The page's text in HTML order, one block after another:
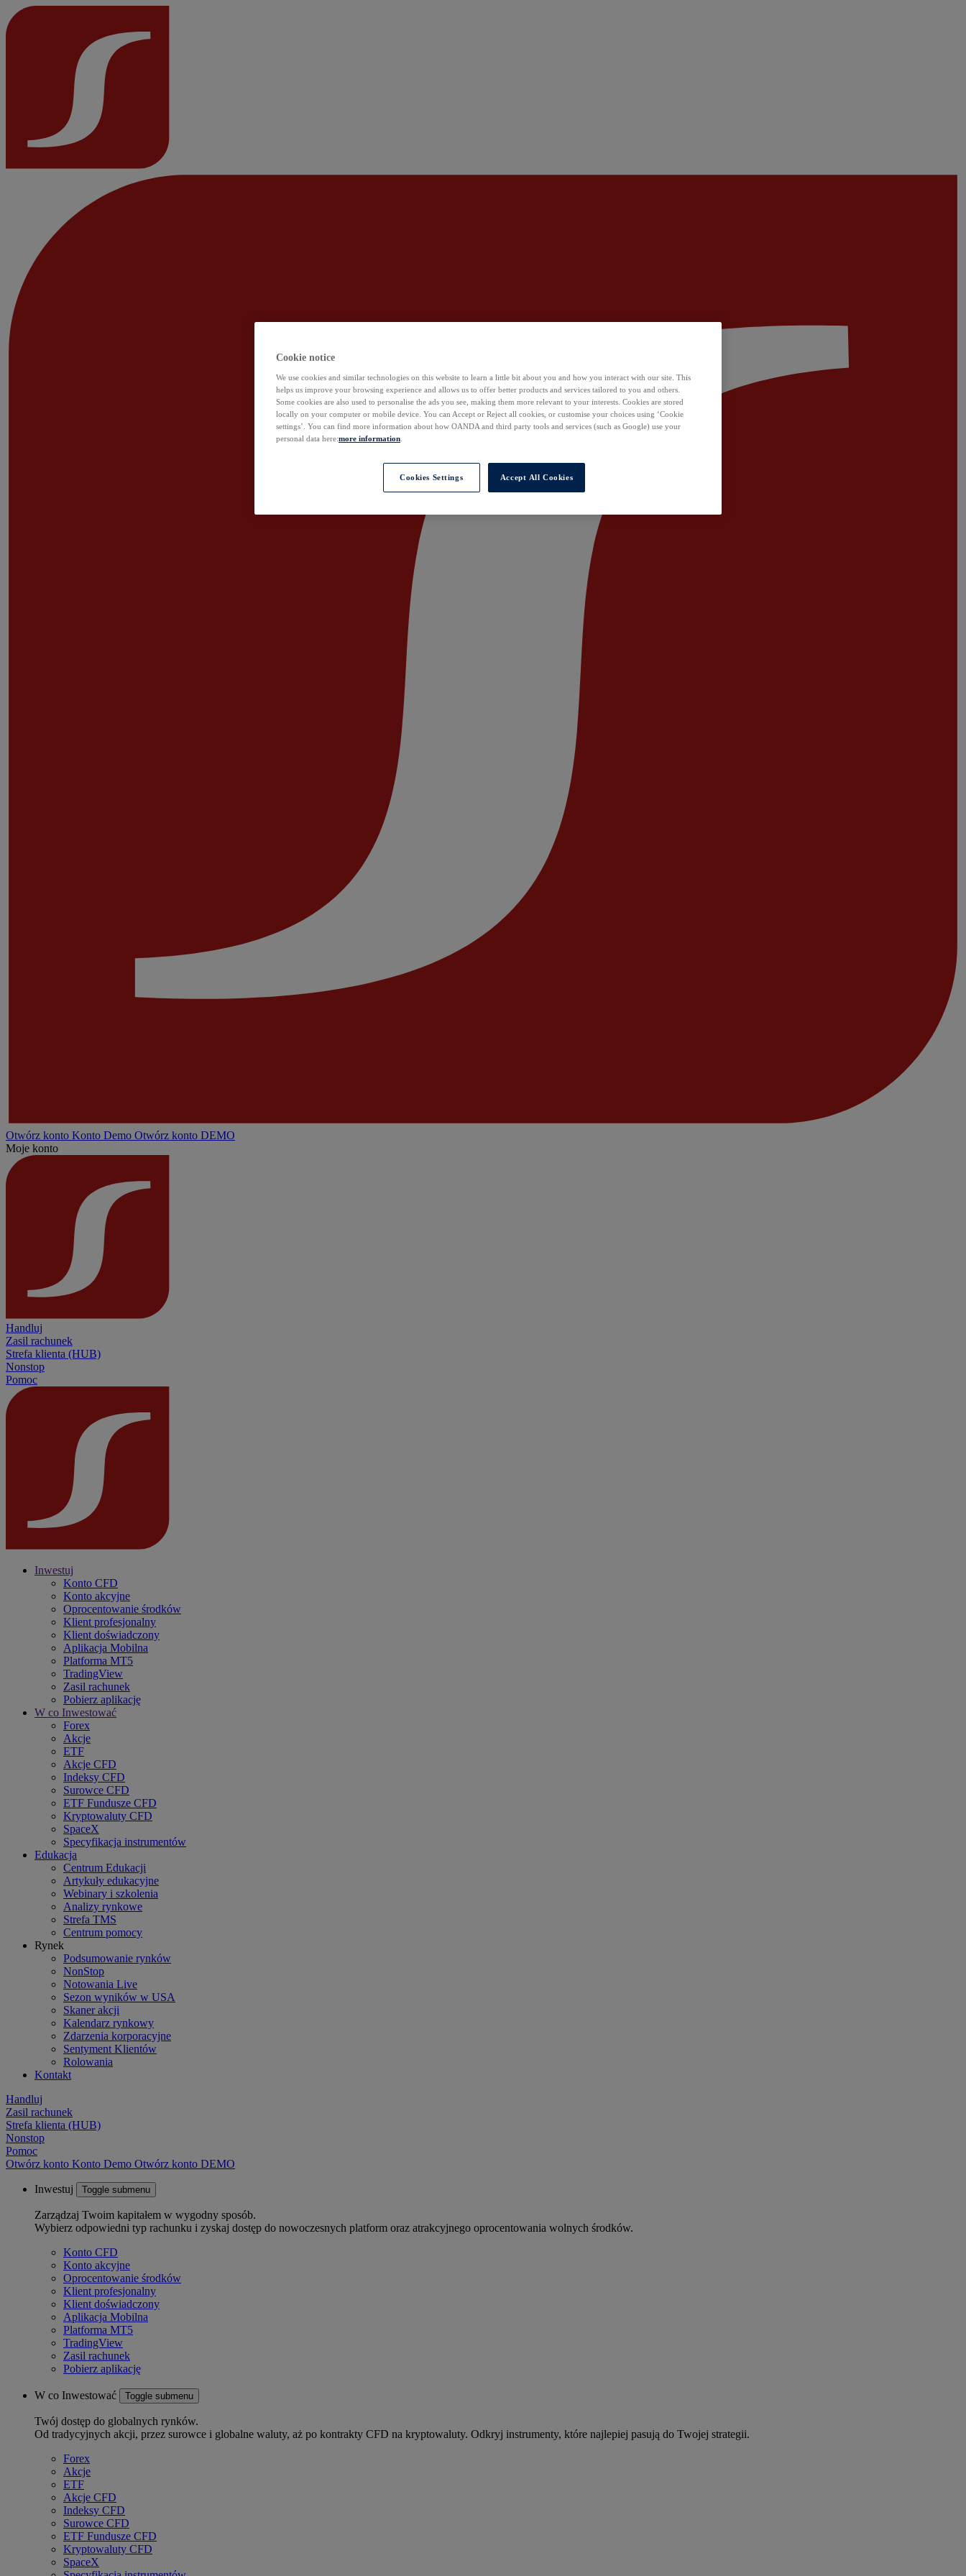
Otwórz konto Konto Demo Otwórz konto DEMO
Moje konto
Handluj
Zasil rachunek
Strefa klienta (HUB)
Nonstop
Pomoc
Inwestuj
Konto CFD
Konto akcyjne
Oprocentowanie środków
Klient profesjonalny
Klient doświadczony
Aplikacja Mobilna
Platforma MT5
TradingView
Zasil rachunek
Pobierz aplikację
W co Inwestować
Forex
Akcje
ETF
Akcje CFD
Indeksy CFD
Surowce CFD
ETF Fundusze CFD
Kryptowaluty CFD
SpaceX
Specyfikacja instrumentów
Edukacja
Centrum Edukacji
Artykuły edukacyjne
Webinary i szkolenia
Analizy rynkowe
Strefa TMS
Centrum pomocy
Rynek
Podsumowanie rynków
NonStop
Notowania Live
Sezon wyników w USA
Skaner akcji
Kalendarz rynkowy
Zdarzenia korporacyjne
Sentyment Klientów
Rolowania
Kontakt
Handluj
Zasil rachunek
Strefa klienta (HUB)
Nonstop
Pomoc
Otwórz konto Konto Demo Otwórz konto DEMO
Inwestuj Toggle submenu
Zarządzaj Twoim kapitałem w wygodny sposób.
Wybierz odpowiedni typ rachunku i zyskaj dostęp do nowoczesnych platform oraz atrakcyjnego oprocentowania wolnych środków.
Konto CFD
Konto akcyjne
Oprocentowanie środków
Klient profesjonalny
Klient doświadczony
Aplikacja Mobilna
Platforma MT5
TradingView
Zasil rachunek
Pobierz aplikację
W co Inwestować Toggle submenu
Twój dostęp do globalnych rynków.
Od tradycyjnych akcji, przez surowce i globalne waluty, aż po kontrakty CFD na kryptowaluty. Odkryj instrumenty, które najlepiej pasują do Twojej strategii.
Forex
Akcje
ETF
Akcje CFD
Indeksy CFD
Surowce CFD
ETF Fundusze CFD
Kryptowaluty CFD
SpaceX
Cookie notice
We use cookies and similar technologies on this website to learn a little bit about you and how you interact with our site. This
helps us improve your browsing experience and allows us to offer better products and services tailored to you and others.
Some cookies are also used to personalise the ads you see, making them more relevant to your interests. Cookies are stored
locally on your computer or mobile device. You can Accept or Reject all cookies, or customise your choices using ‘Cookie
settings’. You can find more information about how OANDA and third party tools and services (such as Google) use your
personal data here:more information
Cookies Settings Accept All Cookies